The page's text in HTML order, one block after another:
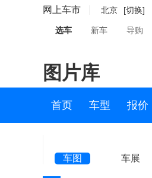
网上车市 北京 [切换]
选车 新车 导购
图片库
首页 车型 报价
车图 车展
荣威RX5(3188)
荣威RX5 PLUS